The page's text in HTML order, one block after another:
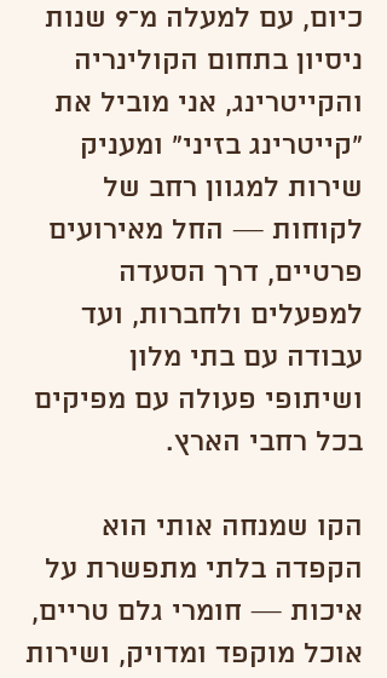
כיום, עם למעלה מ־9 שנות
ניסיון בתחום הקולינריה
והקייטרינג, אני מוביל את
"קייטרינג בזיני" ומעניק
שירות למגוון רחב של
לקוחות — החל מאירועים
פרטיים, דרך הסעדה
למפעלים ולחברות, ועד
עבודה עם בתי מלון
ושיתופי פעולה עם מפיקים
בכל רחבי הארץ.
הקו שמנחה אותי הוא
הקפדה בלתי מתפשרת על
איכות — חומרי גלם טריים,
אוכל מוקפד ומדויק, ושירות